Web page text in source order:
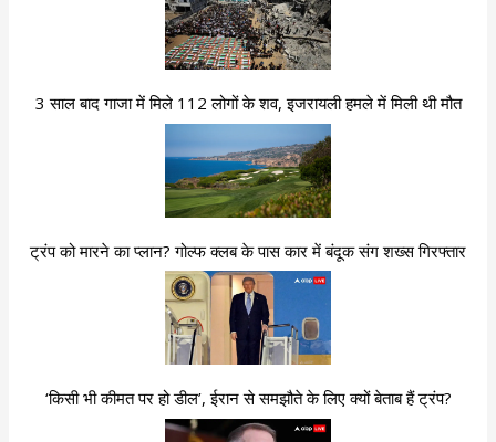
3 साल बाद गाजा में मिले 112 लोगों के शव, इजरायली हमले में मिली थी मौत
ट्रंप को मारने का प्लान? गोल्फ क्लब के पास कार में बंदूक संग शख्स गिरफ्तार
‘किसी भी कीमत पर हो डील’, ईरान से समझौते के लिए क्यों बेताब हैं ट्रंप?